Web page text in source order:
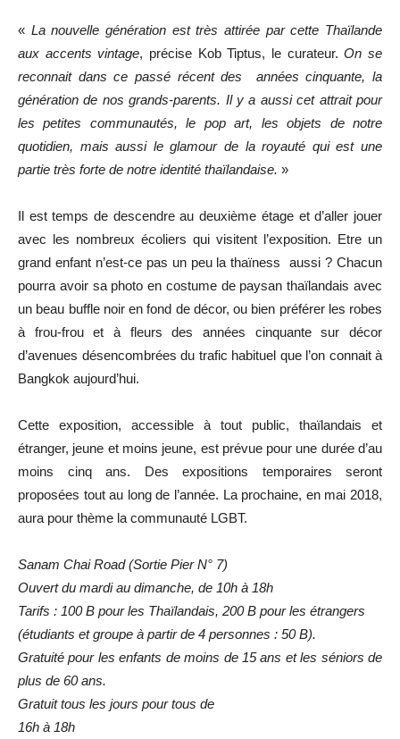
« La nouvelle génération est très attirée par cette Thaïlande
aux accents vintage, précise Kob Tiptus, le curateur.On se
reconnait dans ce passé récent des années cinquante, la
génération de nos grands-parents. Il y a aussi cet attrait pour
les petites communautés, le pop art, les objets de notre
quotidien, mais aussi le glamour de la royauté qui est une
partie très forte de notre identité thaïlandaise. »
Il est temps de descendre au deuxième étage et d’aller jouer
avec les nombreux écoliers qui visitent l’exposition. Etre un
grand enfant n’est-ce pas un peu la thaïness aussi ? Chacun
pourra avoir sa photo en costume de paysan thaïlandais avec
un beau buffle noir en fond de décor, ou bien préférer les robes
à frou-frou et à fleurs des années cinquante sur décor
d’avenues désencombrées du trafic habituel que l’on connait à
Bangkok aujourd’hui.
Cette exposition, accessible à tout public, thaïlandais et
étranger, jeune et moins jeune, est prévue pour une durée d’au
moins cinq ans. Des expositions temporaires seront
proposées tout au long de l’année. La prochaine, en mai 2018,
aura pour thème la communauté LGBT.
Sanam Chai Road (Sortie Pier N° 7)
Ouvert du mardi au dimanche, de 10h à 18h
Tarifs : 100 B pour les Thaïlandais, 200 B pour les étrangers
(étudiants et groupe à partir de 4 personnes : 50 B).
Gratuité pour les enfants de moins de 15 ans et les séniors de
plus de 60 ans.
Gratuit tous les jours pour tous de
16h à 18h